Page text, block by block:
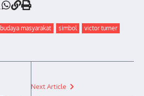
budaya masyarakat simbol victor turner
Next Article